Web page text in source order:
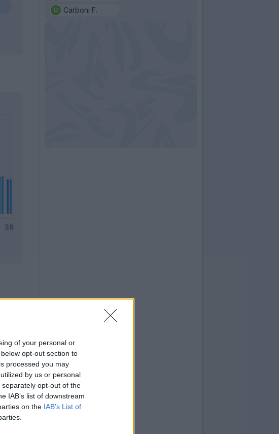
of your personal or
opt-out section to
processed you may
by us or personal
opt-out of the
IAB’s list of downstream
on the IAB’s List of
Carboni F.